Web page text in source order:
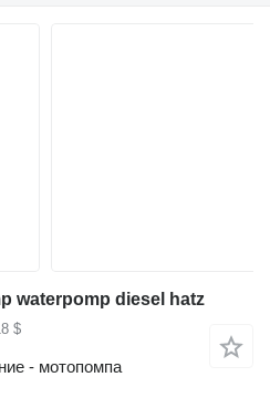
waterpomp diesel hatz
$
- мотопомпа